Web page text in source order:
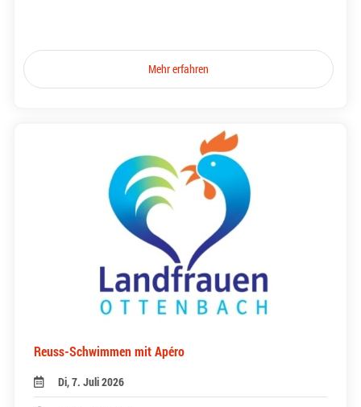
Mehr erfahren
Reuss-Schwimmen mit Apéro
Di, 7. Juli 2026